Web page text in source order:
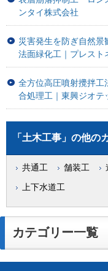
ンタイ株式会社
災害発生を防ぎ自然
法面緑化工｜プレスト
全方位高圧噴射攪拌工
合処理工｜東興ジオテ
「土木工事」の他の
共通工 舗装工
上下水道工
カテゴリー一覧